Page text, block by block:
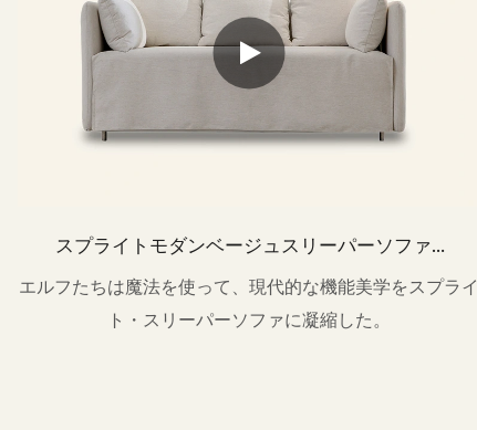
スプライトモダンベージュスリーパーソファ2
シーターm184
エルフたちは魔法を使って、現代的な機能美学をスプライ
ト・スリーパーソファに凝縮した。